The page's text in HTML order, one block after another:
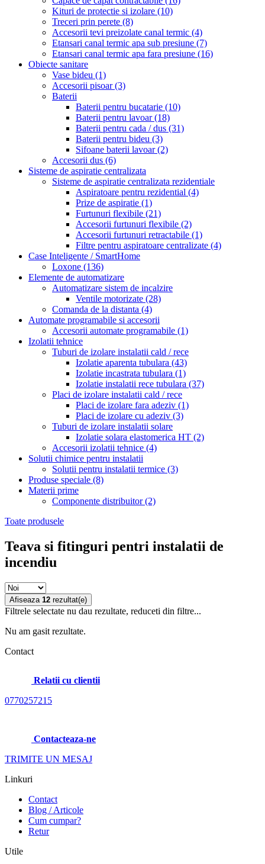
Kituri de protectie si izolare (10)
Treceri prin perete (8)
Accesorii tevi preizolate canal termic (4)
Etansari canal termic apa sub presiune (7)
Etansari canal termic apa fara presiune (16)
Obiecte sanitare
Vase bideu (1)
Accesorii pisoar(3)
Baterii
Baterii pentru bucatarie (10)
Baterii pentru lavoar(18)
Baterii pentru cada / dus (31)
Baterii pentru bideu (3)
Sifoane baterii lavoar(2)
Accesorii dus (6)
Sisteme de aspiratie centralizata
Sisteme de aspiratie centralizata rezidentiale
Aspiratoare pentru rezidential (4)
Prize de aspiratie (1)
Furtunuri flexibile (21)
Accesorii furtunuri flexibile (2)
Accesorii furtunuri retractabile (1)
Filtre pentru aspiratoare centralizate (4)
Case Inteligente / SmartHome
Loxone (136)
Elemente de automatizare
Automatizare sistem de incalzire
Ventile motorizate (28)
Comanda de la distanta (4)
Automate programabile si accesorii
Accesorii automate programabile (1)
Izolatii tehnice
Tuburi de izolare instalatii cald / rece
Izolatie aparenta tubulara (43)
Izolatie incastrata tubulara (1)
Izolatie instalatii rece tubulara (37)
Placi de izolare instalatii cald / rece
Placi de izolare fara adeziv (1)
Placi de izolare cu adeziv (3)
Tuburi de izolare instalatii solare
Izolatie solara elastomerica HT (2)
Accesorii izolatii tehnice (4)
Solutii chimice pentru instalatii
Solutii pentru instalatii termice (3)
Produse speciale (8)
Materii prime
Componente distribuitor(2)
Toate produsele
Teava si fitinguri pentri instalatii de
incendiu
Afiseaza 12 rezultat(e)
Filtrele selectate nu dau rezultate, reduceti din filtre...
Nu am gasit rezultate.
Contact
Relatii cu clientii
0770257215
Contacteaza-ne
TRIMITE UN MESAJ
Linkuri
Contact
Blog / Articole
Cum cumpar?
Retur
Utile